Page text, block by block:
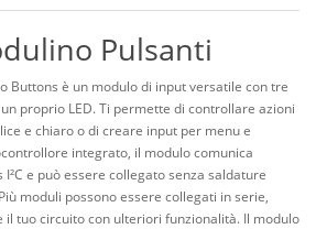
Pulsanti
Buttons è un modulo di input versatile con tre
proprio LED. Ti permette di controllare azioni
e chiaro o di creare input per menu e
integrato, il modulo comunica
e può essere collegato senza saldature
moduli possono essere collegati in serie,
il tuo circuito con ulteriori funzionalità. Il modulo